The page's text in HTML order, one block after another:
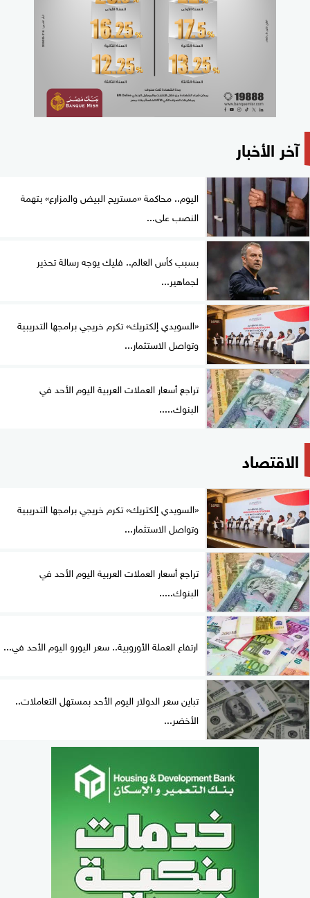
آخر الأخبار
اليوم.. محاكمة «مستريح البيض والمزارع» بتهمة
النصب على...
بسبب كأس العالم.. فليك يوجه رسالة تحذير
لجماهير...
«السويدي إلكتريك» تكرم خريجي برامجها التدريبية
وتواصل الاستثمار...
تراجع أسعار العملات العربية اليوم الأحد في
البنوك.....
الاقتصاد
«السويدي إلكتريك» تكرم خريجي برامجها التدريبية
وتواصل الاستثمار...
تراجع أسعار العملات العربية اليوم الأحد في
البنوك.....
ارتفاع العملة الأوروبية.. سعر اليورو اليوم الأحد في...
تباين سعر الدولار اليوم الأحد بمستهل التعاملات..
الأخضر...